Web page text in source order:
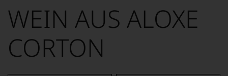
WEIN AUS ALOXE
CORTON